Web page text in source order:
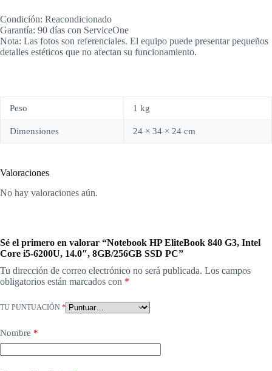
Condición: Reacondicionado
Garantía: 90 días con ServiceOne
Nota: Las fotos son referenciales. El equipo puede presentar pequeños
detalles estéticos que no afectan su funcionamiento.
Peso 1 kg
Dimensiones 24 × 34 × 24 cm
Valoraciones
No hay valoraciones aún.
Sé el primero en valorar “Notebook HP EliteBook 840 G3, Intel
Core i5-6200U, 14.0″, 8GB/256GB SSD PC”
Tu dirección de correo electrónico no será publicada. Los campos
obligatorios están marcados con *
TU PUNTUACIÓN *
Nombre *